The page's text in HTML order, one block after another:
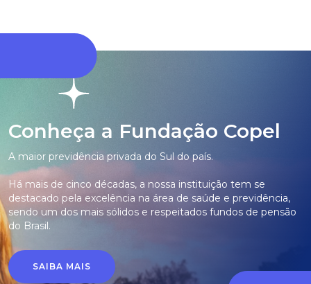
Conheça a Fundação Copel
A maior previdência privada do Sul do país.
Há mais de cinco décadas, a nossa instituição tem se
destacado pela excelência na área de saúde e previdência,
sendo um dos mais sólidos e respeitados fundos de pensão
do Brasil.
SAIBA MAIS